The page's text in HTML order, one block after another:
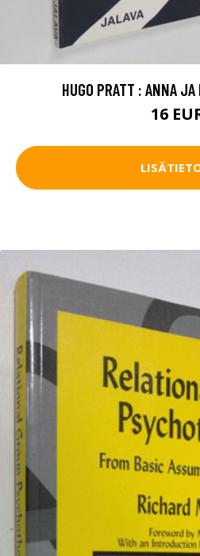
HUGO PRATT : ANNA
16